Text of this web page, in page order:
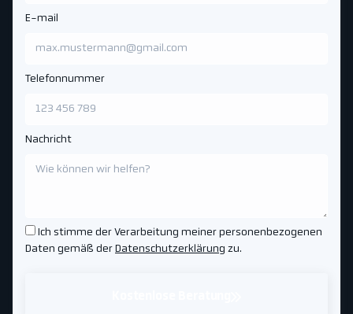
E-mail
Telefonnummer
Nachricht
Ich stimme der Verarbeitung meiner personenbezogenen
Daten gemäß der Datenschutzerklärung zu.